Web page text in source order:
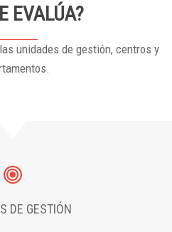
EVALÚA?
unidades de gestión, centros y
DE GESTIÓN